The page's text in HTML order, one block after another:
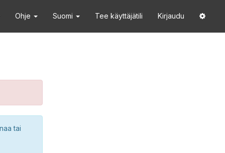
Ohje Suomi Tee käyttäjätili Kirjaudu
tai